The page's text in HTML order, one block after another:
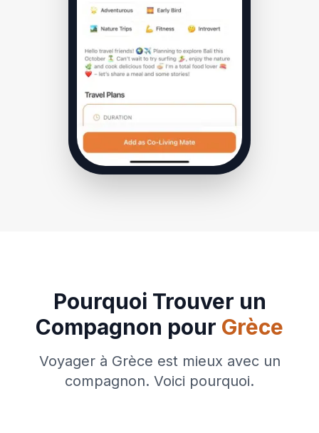
Pourquoi Trouver un
Compagnon pour Grèce
Voyager à Grèce est mieux avec un
compagnon. Voici pourquoi.